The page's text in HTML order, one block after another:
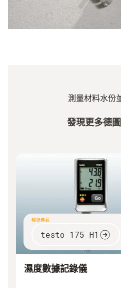
測量材料水份
發現更多德
暢銷產品
testo 175 H1
濕度數據記錄儀